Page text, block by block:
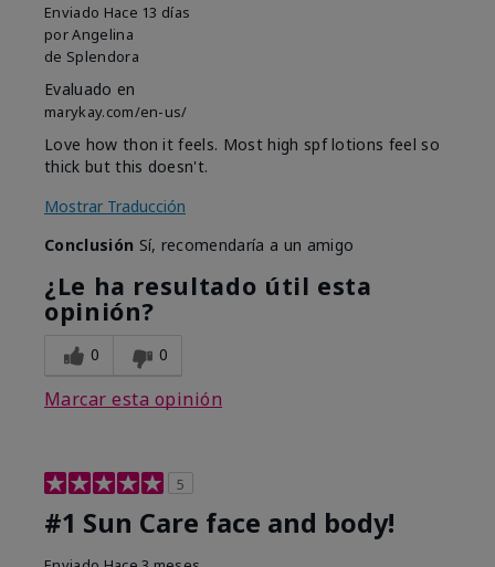
Enviado Hace 13 días
porAngelina
de Splendora
Evaluado en
marykay.com/en-us/
Love how thon it feels. Most high spf lotions feel so
thick but this doesn't.
Mostrar Traducción
Conclusión Sí, recomendaría a un amigo
¿Le ha resultado útil esta
opinión?
0 0
Marcar esta opinión
5
#1 Sun Care face and body!